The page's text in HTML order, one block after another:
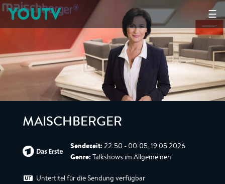
☰
YOUTV
MAISCHBERGER
Sendezeit: 22:50 - 00:05, 19.05.2026
Genre: Talkshows im Allgemeinen
Untertitel für die Sendung verfügbar